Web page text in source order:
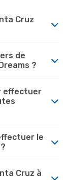
Cruz
de
?
effectuer
le
Cruz à